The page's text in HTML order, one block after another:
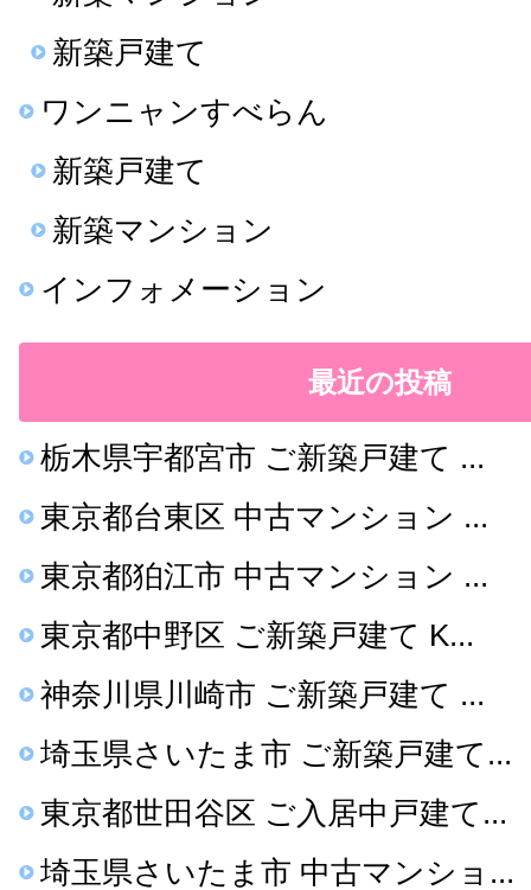
新築戸建て
ワンニャンすべらん
新築戸建て
新築マンション
インフォメーション
最近の投稿
栃木県宇都宮市 ご新築戸建て ...
東京都台東区 中古マンション ...
東京都狛江市 中古マンション ...
東京都中野区 ご新築戸建て K...
神奈川県川崎市 ご新築戸建て ...
埼玉県さいたま市 ご新築戸建て...
東京都世田谷区 ご入居中戸建て...
埼玉県さいたま市 中古マンショ...